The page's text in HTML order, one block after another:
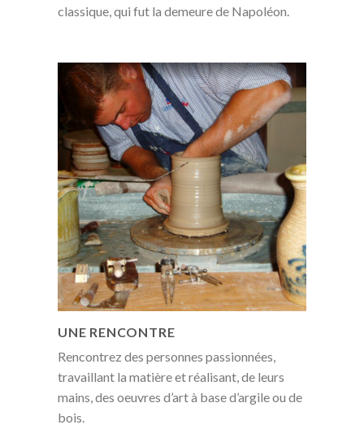
classique, qui fut la demeure de Napoléon.
UNE RENCONTRE
Rencontrez des personnes passionnées,
travaillant la matière et réalisant, de leurs
mains, des oeuvres d’art à base d’argile ou de
bois.